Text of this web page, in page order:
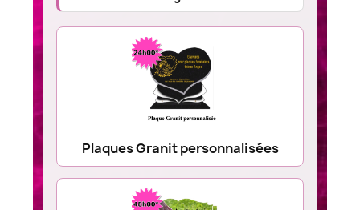
Plaques Granit personnalisées